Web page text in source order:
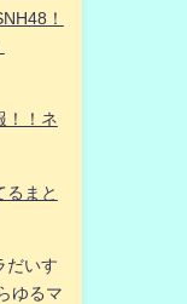
！
！！ネ
るまと
だいす
ゆるマ